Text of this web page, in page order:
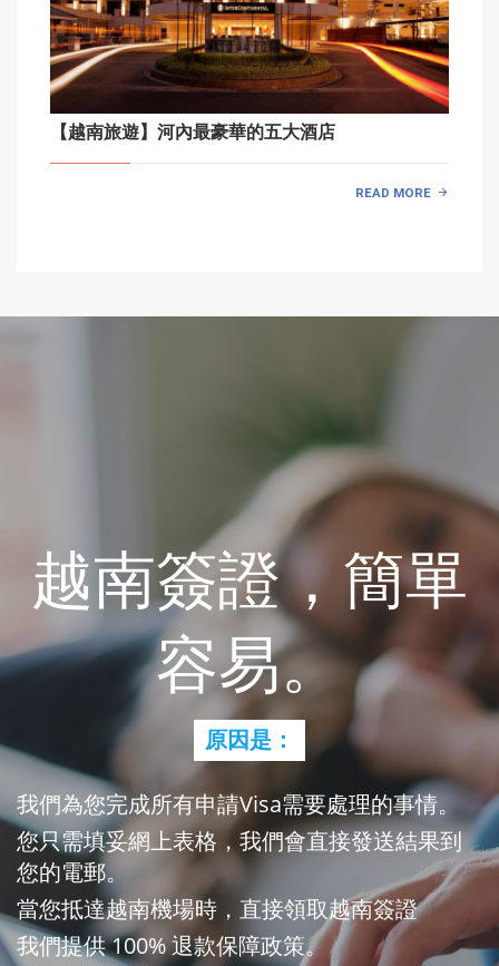
【越南旅遊】河內最豪華的五大酒店
READ MORE
越南簽證，簡單
容易。
原因是：
我們為您完成所有申請Visa需要處理的事情。
您只需填妥網上表格，我們會直接發送結果到
您的電郵。
當您抵達越南機場時，直接領取越南簽證
我們提供 100% 退款保障政策。